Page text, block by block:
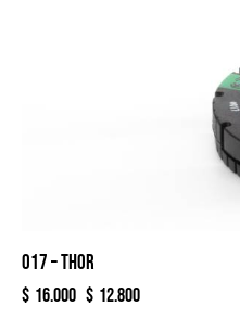
017 – THOR
$ 16.000 $ 12.800